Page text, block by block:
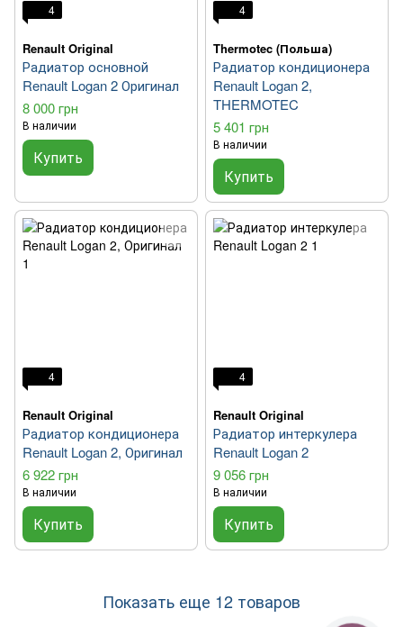
4
Renault Original
Радиатор основной
Renault Logan 2 Оригинал
8 000 грн
В наличии
Купить
4
Thermotec (Польша)
Радиатор кондиционера
Renault Logan 2,
THERMOTEC
5 401 грн
В наличии
Купить
4
Renault Original
Радиатор кондиционера
Renault Logan 2, Оригинал
6 922 грн
В наличии
Купить
4
Renault Original
Радиатор интеркулера
Renault Logan 2
9 056 грн
В наличии
Купить
Показать еще 12 товаров